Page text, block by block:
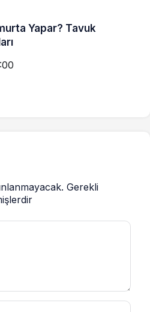
Yapar? Tavuk
Gerekli